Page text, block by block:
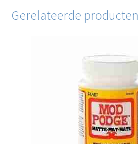
Gerelateerde producten